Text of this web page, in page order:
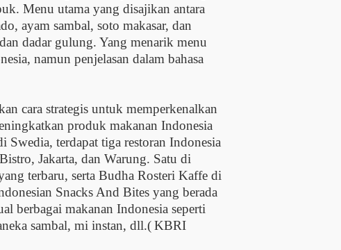
Menu utama yang disajikan antara
ayam sambal, soto makasar, dan
dadar gulung. Yang menarik menu
namun penjelasan dalam bahasa
cara strategis untuk memperkenalkan
produk makanan Indonesia
Swedia, terdapat tiga restoran Indonesia
Jakarta, dan Warung. Satu di
terbaru, serta Budha Rosteri Kaffe di
Snacks And Bites yang berada
berbagai makanan Indonesia seperti
sambal, mi instan, dll.(KBRI